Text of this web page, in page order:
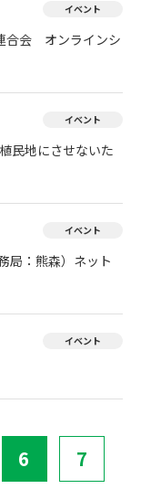
イベント
合会 オンラインシ
イベント
民地にさせないた
イベント
局：熊森）ネット
イベント
6 7